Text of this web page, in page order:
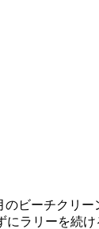
ビーチクリ
ラリーを続け